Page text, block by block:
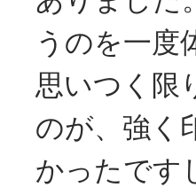
うのを一度
思いつく限
のが、強く
かったです